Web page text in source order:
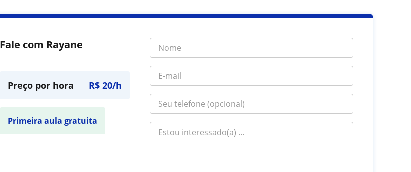
Fale com Rayane
Preço por hora R$ 20/h
Primeira aula gratuita